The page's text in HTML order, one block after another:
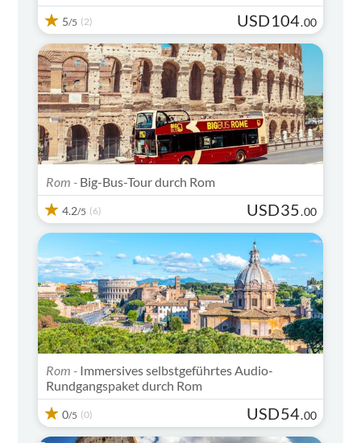
5/5 (2) USD104.00
Rom - Big-Bus-Tour durch Rom
4.2/5 (6) USD35.00
Rom - Immersives selbstgeführtes Audio-
Rundgangspaket durch Rom
0/5 (0) USD54.00